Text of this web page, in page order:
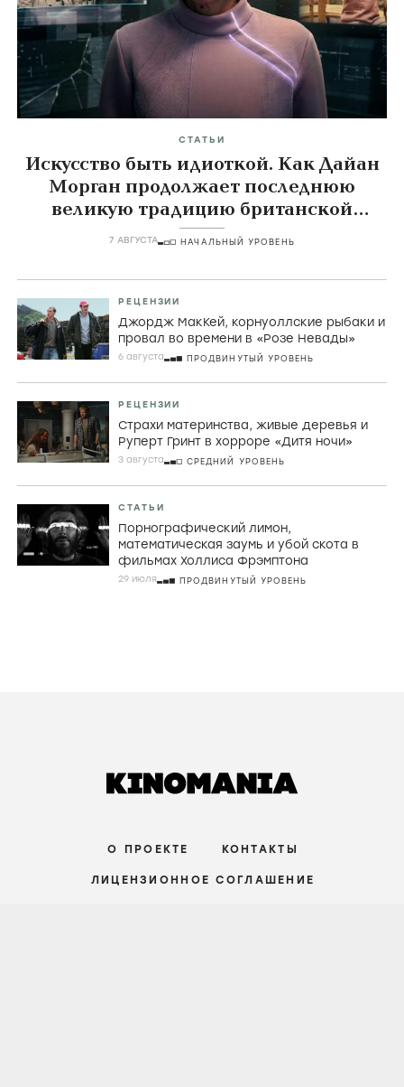
СТАТЬИ
Искусство быть идиоткой. Как Дайан
Морган продолжает последнюю
великую традицию британской
комедии
7 АВГУСТА НАЧАЛЬНЫЙ УРОВЕНЬ
РЕЦЕНЗИИ
Джордж МакКей, корнуоллские рыбаки и
провал во времени в «Розе Невады»
6 августа ПРОДВИНУТЫЙ УРОВЕНЬ
РЕЦЕНЗИИ
Страхи материнства, живые деревья и
Руперт Гринт в хорроре «Дитя ночи»
3 августа СРЕДНИЙ УРОВЕНЬ
СТАТЬИ
Порнографический лимон,
математическая заумь и убой скота в
фильмах Холлиса Фрэмптона
29 июля ПРОДВИНУТЫЙ УРОВЕНЬ
О ПРОЕКТЕ КОНТАКТЫ
ЛИЦЕНЗИОННОЕ СОГЛАШЕНИЕ